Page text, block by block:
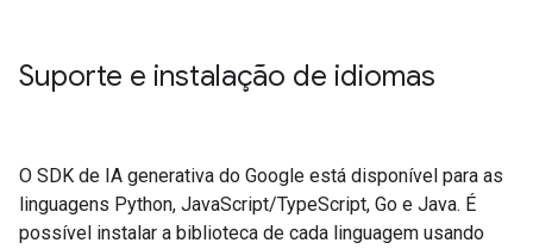
Suporte e instalação de idiomas
O SDK de IA generativa do Google está disponível para as
linguagens Python, JavaScript/TypeScript, Go e Java. É
possível instalar a biblioteca de cada linguagem usando